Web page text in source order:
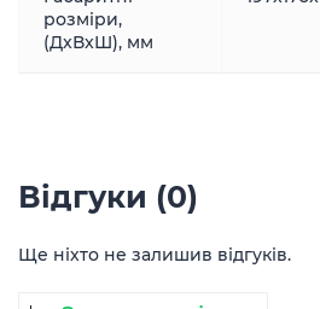
розміри,
(ДxВxШ), мм
Відгуки (0)
Ще ніхто не залишив відгуків.